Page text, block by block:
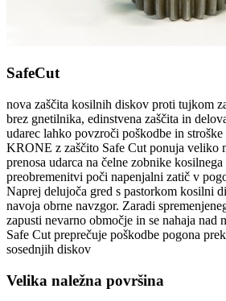
SafeCut
nova zaščita kosilnih diskov proti tujkom
brez gnetilnika, edinstvena zaščita in
udarec lahko povzroči poškodbe in
KRONE z zaščito Safe Cut ponuja veliko
prenosa udarca na čelne zobnike
preobremenitvi poči napenjalni zatič v
Naprej delujoča gred s pastorkom kosilni
navoja obrne navzgor. Zaradi
zapusti nevarno območje in se nahaja nad
Safe Cut preprečuje poškodbe pogona
sosednjih diskov
Velika naležna površina